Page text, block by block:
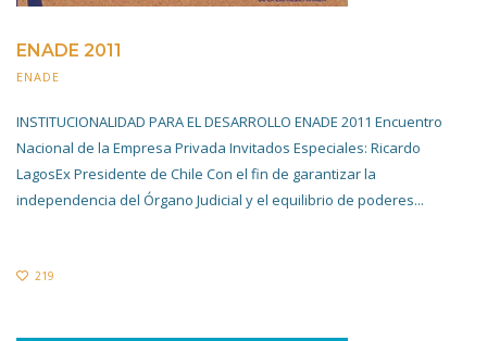
ENADE 2011
ENADE
INSTITUCIONALIDAD PARA EL DESARROLLO ENADE 2011 Encuentro
Nacional de la Empresa Privada Invitados Especiales: Ricardo
LagosEx Presidente de Chile Con el fin de garantizar la
independencia del Órgano Judicial y el equilibrio de poderes...
219